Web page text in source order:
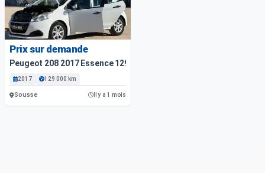
Prix sur demande
Peugeot 208 2017 Essence 129 000 Km
2017 129 000 km
Sousse Il y a 1 mois